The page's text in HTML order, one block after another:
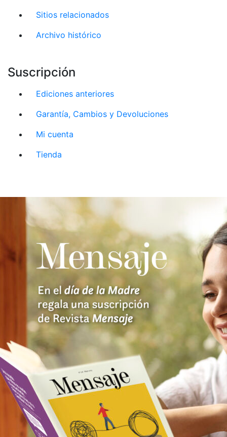
Sitios relacionados
Archivo histórico
Suscripción
Ediciones anteriores
Garantía, Cambios y Devoluciones
Mi cuenta
Tienda